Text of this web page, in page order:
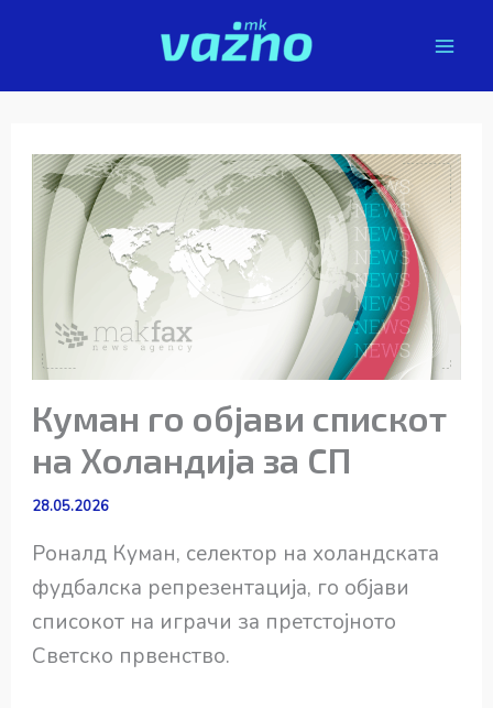
Куман го објави спискот
на Холандија за СП
28.05.2026
Роналд Куман, селектор на холандската
фудбалска репрезентација, го објави
списокот на играчи за претстојното
Светско првенство.